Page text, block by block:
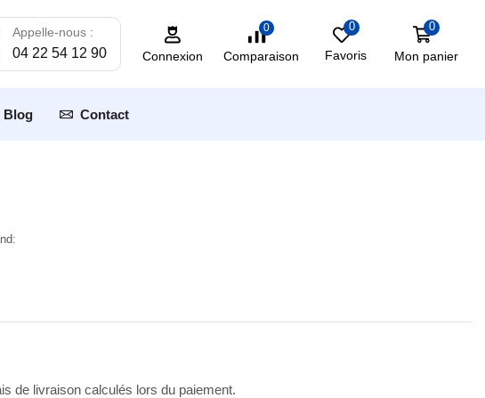
Appelle-nous :
04 22 54 12 90 Connexion
0
Comparaison
0
Favoris
0
Mon panier
Blog Contact
de livraison calculés lors du paiement.